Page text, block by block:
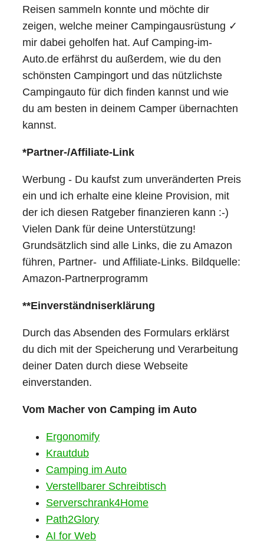
Reisen sammeln konnte und möchte dir
zeigen, welche meiner Campingausrüstung ✓
mir dabei geholfen hat. Auf Camping-im-
Auto.de erfährst du außerdem, wie du den
schönsten Campingort und das nützlichste
Campingauto für dich finden kannst und wie
du am besten in deinem Camper übernachten
kannst.
*Partner-/Affiliate-Link
Werbung - Du kaufst zum unveränderten Preis
ein und ich erhalte eine kleine Provision, mit
der ich diesen Ratgeber finanzieren kann :-)
Vielen Dank für deine Unterstützung!
Grundsätzlich sind alle Links, die zu Amazon
führen, Partner- und Affiliate-Links. Bildquelle:
Amazon-Partnerprogramm
**Einverständniserklärung
Durch das Absenden des Formulars erklärst
du dich mit der Speicherung und Verarbeitung
deiner Daten durch diese Webseite
einverstanden.
Vom Macher von Camping im Auto
Ergonomify
Krautdub
Camping im Auto
Verstellbarer Schreibtisch
Serverschrank4Home
Path2Glory
AI for Web